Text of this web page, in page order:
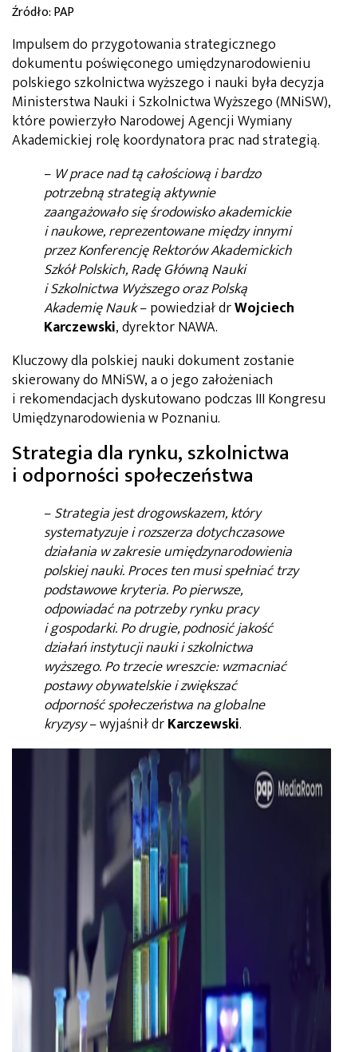
Źródło: PAP
Impulsem do przygotowania strategicznego
dokumentu poświęconego umiędzynarodowieniu
polskiego szkolnictwa wyższego i nauki była decyzja
Ministerstwa Nauki i Szkolnictwa Wyższego (MNiSW),
które powierzyło Narodowej Agencji Wymiany
Akademickiej rolę koordynatora prac nad strategią.
– W prace nad tą całościową i bardzo
potrzebną strategią aktywnie
zaangażowało się środowisko akademickie
i naukowe, reprezentowane między innymi
przez Konferencję Rektorów Akademickich
Szkół Polskich, Radę Główną Nauki
i Szkolnictwa Wyższego oraz Polską
Akademię Nauk– powiedział drWojciech
Karczewski, dyrektor NAWA.
Kluczowy dla polskiej nauki dokument zostanie
skierowany do MNiSW, a o jego założeniach
i rekomendacjach dyskutowano podczas III Kongresu
Umiędzynarodowienia w Poznaniu.
Strategia dla rynku, szkolnictwa
i odporności społeczeństwa
–Strategia jest drogowskazem, który
systematyzuje i rozszerza dotychczasowe
działania w zakresie umiędzynarodowienia
polskiej nauki. Proces ten musi spełniać trzy
podstawowe kryteria. Po pierwsze,
odpowiadać na potrzeby rynku pracy
i gospodarki. Po drugie, podnosić jakość
działań instytucji nauki i szkolnictwa
wyższego. Po trzecie wreszcie: wzmacniać
postawy obywatelskie i zwiększać
odporność społeczeństwa na globalne
kryzysy– wyjaśnił drKarczewski.